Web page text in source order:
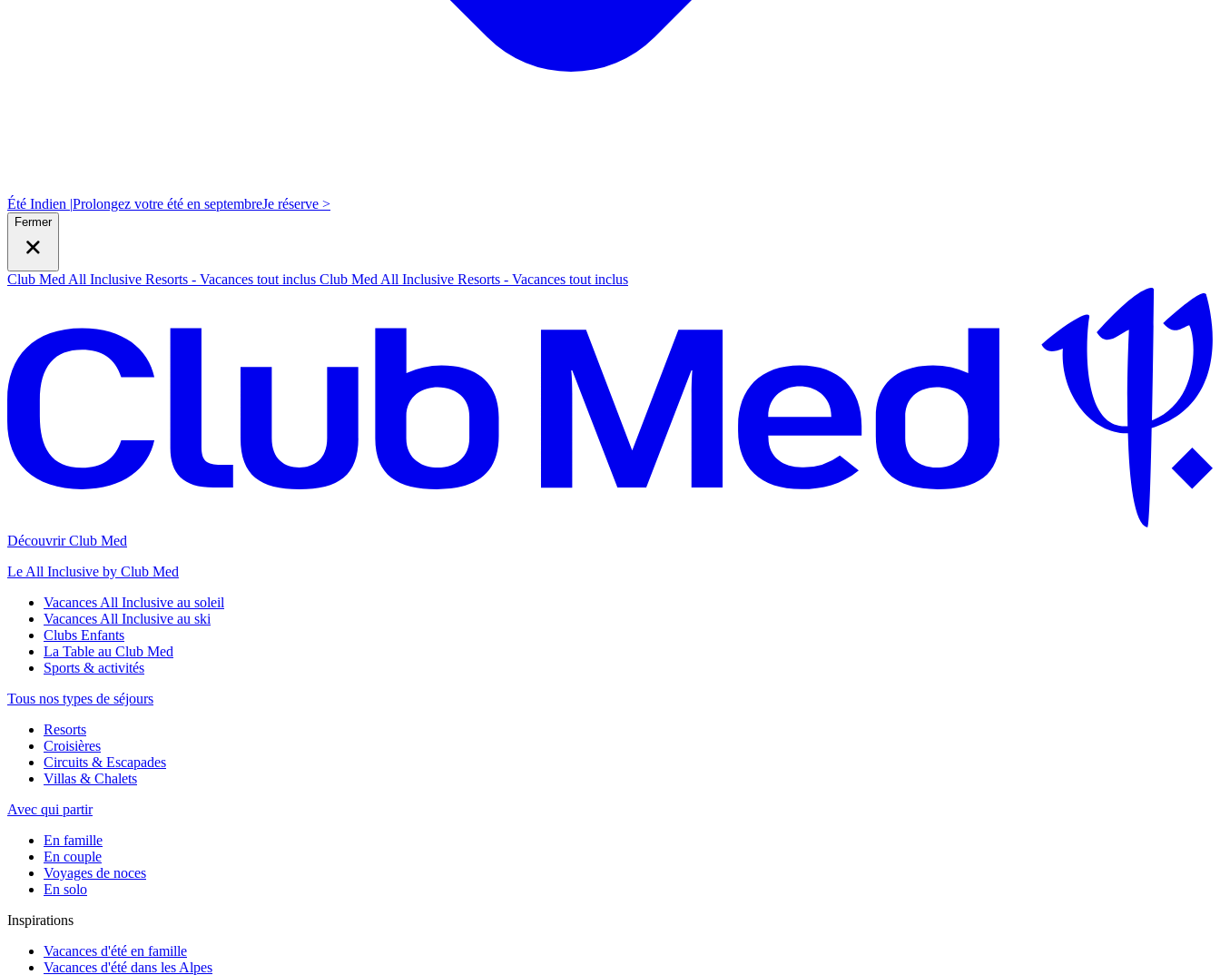
Été Indien |Prolongez votre été en septembreJe réserve >
Fermer
Club Med All Inclusive Resorts - Vacances tout inclus Club Med All Inclusive Resorts - Vacances tout inclus
Découvrir Club Med
Le All Inclusive by Club Med
Vacances All Inclusive au soleil
Vacances All Inclusive au ski
Clubs Enfants
La Table au Club Med
Sports & activités
Tous nos types de séjours
Resorts
Croisières
Circuits & Escapades
Villas & Chalets
Avec qui partir
En famille
En couple
Voyages de noces
En solo
Inspirations
Vacances d'été en famille
Vacances d'été dans les Alpes